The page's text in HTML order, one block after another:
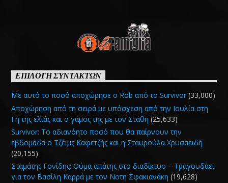
ΕΠΙΛΟΓΗ ΣΥΝΤΑΚΤΩΝ
Με αυτό το ποσό αποχώρησε ο Rob από το Survivor (33,000)
Αποχώρηση από τη σειρά με υπόσχεση από την Ιουλία στη
Γη της ελιάς και ο γάμος της με τον Στάθη (25,633)
Survivor: Το αδιανόητο ποσό που θα παίρνουν την
εβδομάδα ο Τζέιμς Καφετζής και η Σταυρούλα Χρυσαειδή
(20,155)
Σταμάτης Γονίδης: Θύμα απάτης στο διαδίκτυο – Τραγουδάει
για τον Βασίλη Καρρά με τον Νοτη Σφακιανάκη (19,628)